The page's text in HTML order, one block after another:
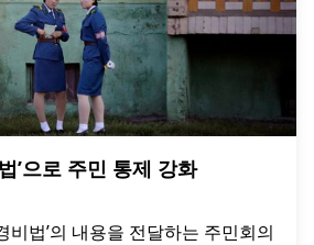
’으로 주민 통제 강화
비법’의 내용을 전달하는 주민회의